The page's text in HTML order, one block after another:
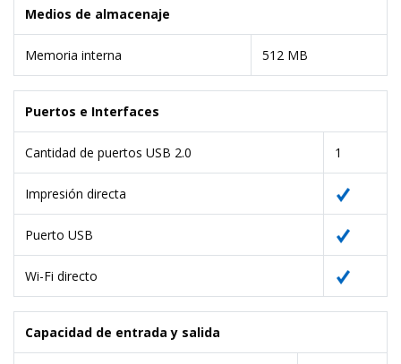
Medios de almacenaje
Memoria interna 512 MB
Puertos e Interfaces
Cantidad de puertos USB 2.0 1
Impresión directa
Puerto USB
Wi-Fi directo
Capacidad de entrada y salida